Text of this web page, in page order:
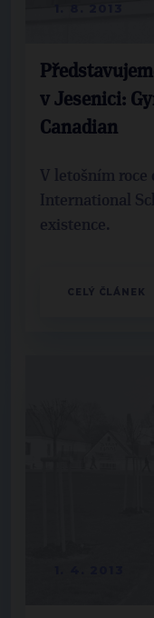
v Jesenici:
Canadian
V letošním roce
International
existence.
CELÝ ČLÁNEK